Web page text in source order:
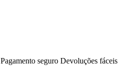
Pagamento seguro Devoluções fáceis